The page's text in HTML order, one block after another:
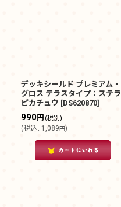
デッキシールド プレミアム・
グロス テラスタイプ：ステラ
ピカチュウ [DS620870]
990円 (税別)
(税込: 1,089円)